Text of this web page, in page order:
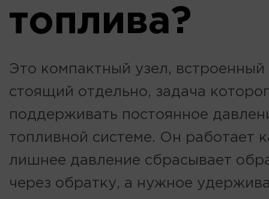
топлива?
Это компактный узел,
стоящий отдельно, задача
поддерживать постоянное
топливной системе. Он работает
лишнее давление сбрасывает
через обратку, а нужное